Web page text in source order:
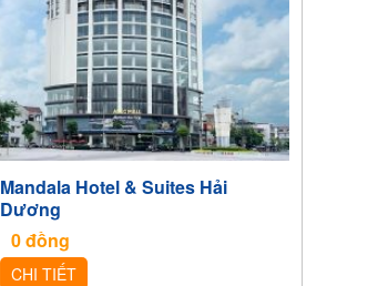
Mandala Hotel & Suites Hải
Dương
0đồng
CHI TIẾT